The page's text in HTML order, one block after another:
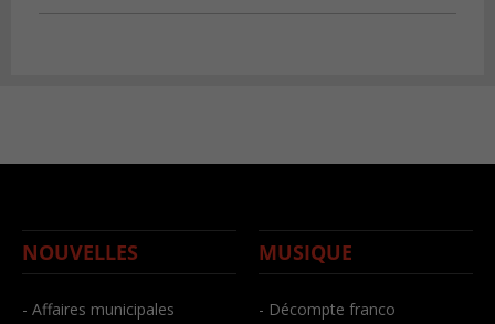
NOUVELLES
- Affaires municipales
MUSIQUE
- Décompte franco